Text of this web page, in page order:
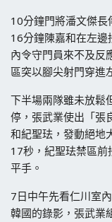
10分鐘門將潘文傑長
16分鐘陳嘉和在左
內令守門員來不及反
區突以腳尖射門穿進
下半場兩隊雖未放鬆
停，張武業使出「張
和紀聖珐，發動絕地
17秒，紀聖珐禁區
平手。
7日中午先看仁川室
韓國的錄影，張武業